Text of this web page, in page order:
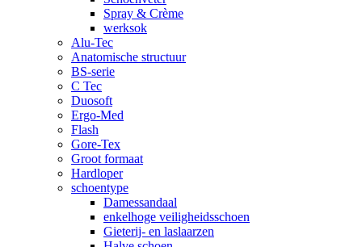
Spray & Crème
werksok
Alu-Tec
Anatomische structuur
BS-serie
C Tec
Duosoft
Ergo-Med
Flash
Gore-Tex
Groot formaat
Hardloper
schoentype
Damessandaal
enkelhoge veiligheidsschoen
Gieterij- en laslaarzen